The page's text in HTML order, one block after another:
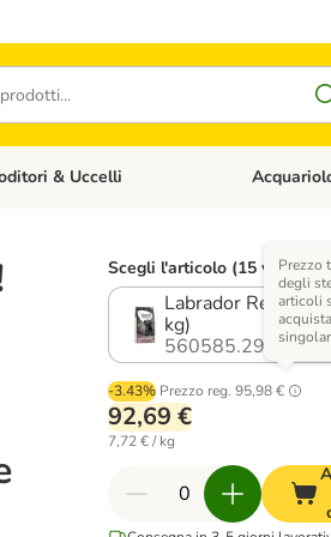
Menù Categoria: Diete
& Uccelli Apri Menù
Scegli l'articolo (15 varianti)
Labrador
kg)
560585.29
-3.43% Prezzo reg. 95,98 €
Prezzo
degli
articoli
92,69 €
7,72 € / kg